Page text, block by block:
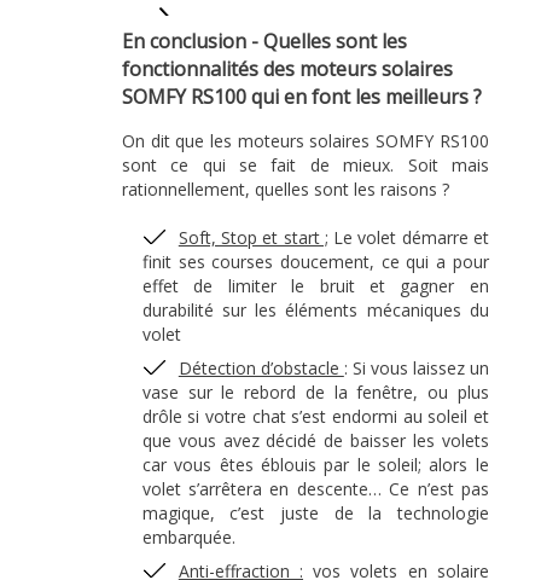
En conclusion - Quelles sont les
fonctionnalités des moteurs solaires
SOMFY RS100 qui en font les meilleurs ?
On dit que les moteurs solaires SOMFY RS100
sont ce qui se fait de mieux. Soit mais
rationnellement, quelles sont les raisons ?
Soft, Stop et start ; Le volet démarre et
finit ses courses doucement, ce qui a pour
effet de limiter le bruit et gagner en
durabilité sur les éléments mécaniques du
volet
Détection d’obstacle : Si vous laissez un
vase sur le rebord de la fenêtre, ou plus
drôle si votre chat s’est endormi au soleil et
que vous avez décidé de baisser les volets
car vous êtes éblouis par le soleil; alors le
volet s’arrêtera en descente… Ce n’est pas
magique, c’est juste de la technologie
embarquée.
Anti-effraction : vos volets en solaire